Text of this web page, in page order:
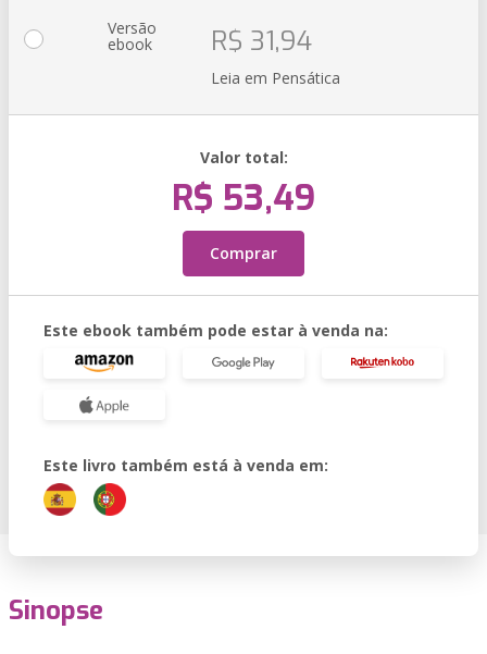
Versão
ebook R$ 31,94
Leia em Pensática
Valor total:
R$ 53,49
Comprar
Este ebook também pode estar à venda na:
Este livro também está à venda em:
Sinopse